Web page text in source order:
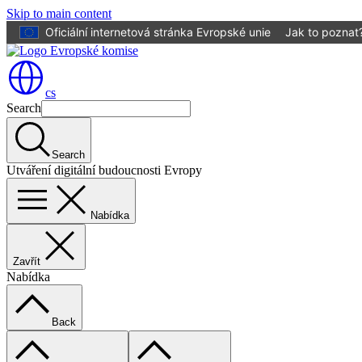
Skip to main content
Oficiální internetová stránka Evropské unie
Jak to
cs
Search
Search
Utváření digitální budoucnosti Evropy
Nabídka
Zavřít
Nabídka
Back